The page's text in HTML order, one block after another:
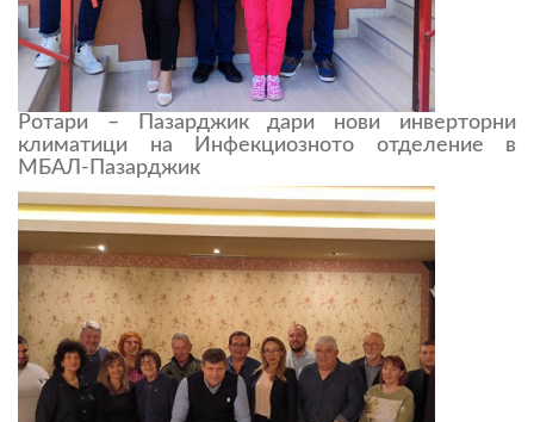
Ротари – Пазарджик дари нови инверторни
климатици на Инфекциозното отделение в
МБАЛ-Пазарджик